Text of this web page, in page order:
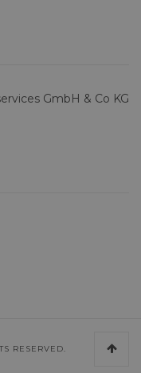
GmbH & Co KG
RESERVED.